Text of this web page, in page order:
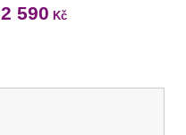
2 590 Kč